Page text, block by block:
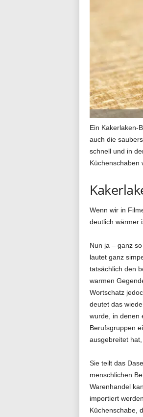
Ein Kakerlaken-
auch die
schnell und in
Küchenschaben
Wenn wir in
deutlich wärmer
Nun ja – ganz
lautet ganz
tatsächlich den
warmen
Wortschatz
deutet das
wurde, in denen
Berufsgruppen
ausgebreitet
Sie teilt das
menschlichen
Warenhandel
importiert
Küchenschabe,